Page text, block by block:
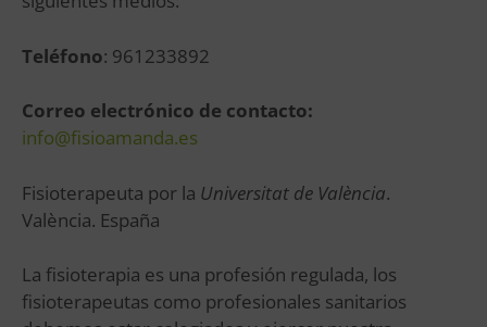
Teléfono: 961233892
Correo electrónico de contacto:
info@fisioamanda.es
Fisioterapeuta por la Universitat de València.
València. España
La fisioterapia es una profesión regulada, los
fisioterapeutas como profesionales sanitarios